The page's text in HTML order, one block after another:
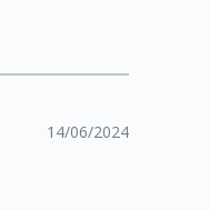
14/06/2024